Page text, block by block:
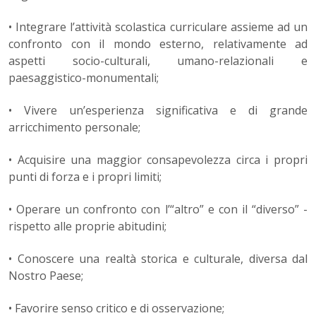
• Integrare l’attività scolastica curriculare assieme ad un
confronto con il mondo esterno, relativamente ad
aspetti socio-culturali, umano-relazionali e
paesaggistico-monumentali;
• Vivere un’esperienza significativa e di grande
arricchimento personale;
• Acquisire una maggior consapevolezza circa i propri
punti di forza e i propri limiti;
• Operare un confronto con l’“altro” e con il “diverso” -
rispetto alle proprie abitudini;
• Conoscere una realtà storica e culturale, diversa dal
Nostro Paese;
• Favorire senso critico e di osservazione;